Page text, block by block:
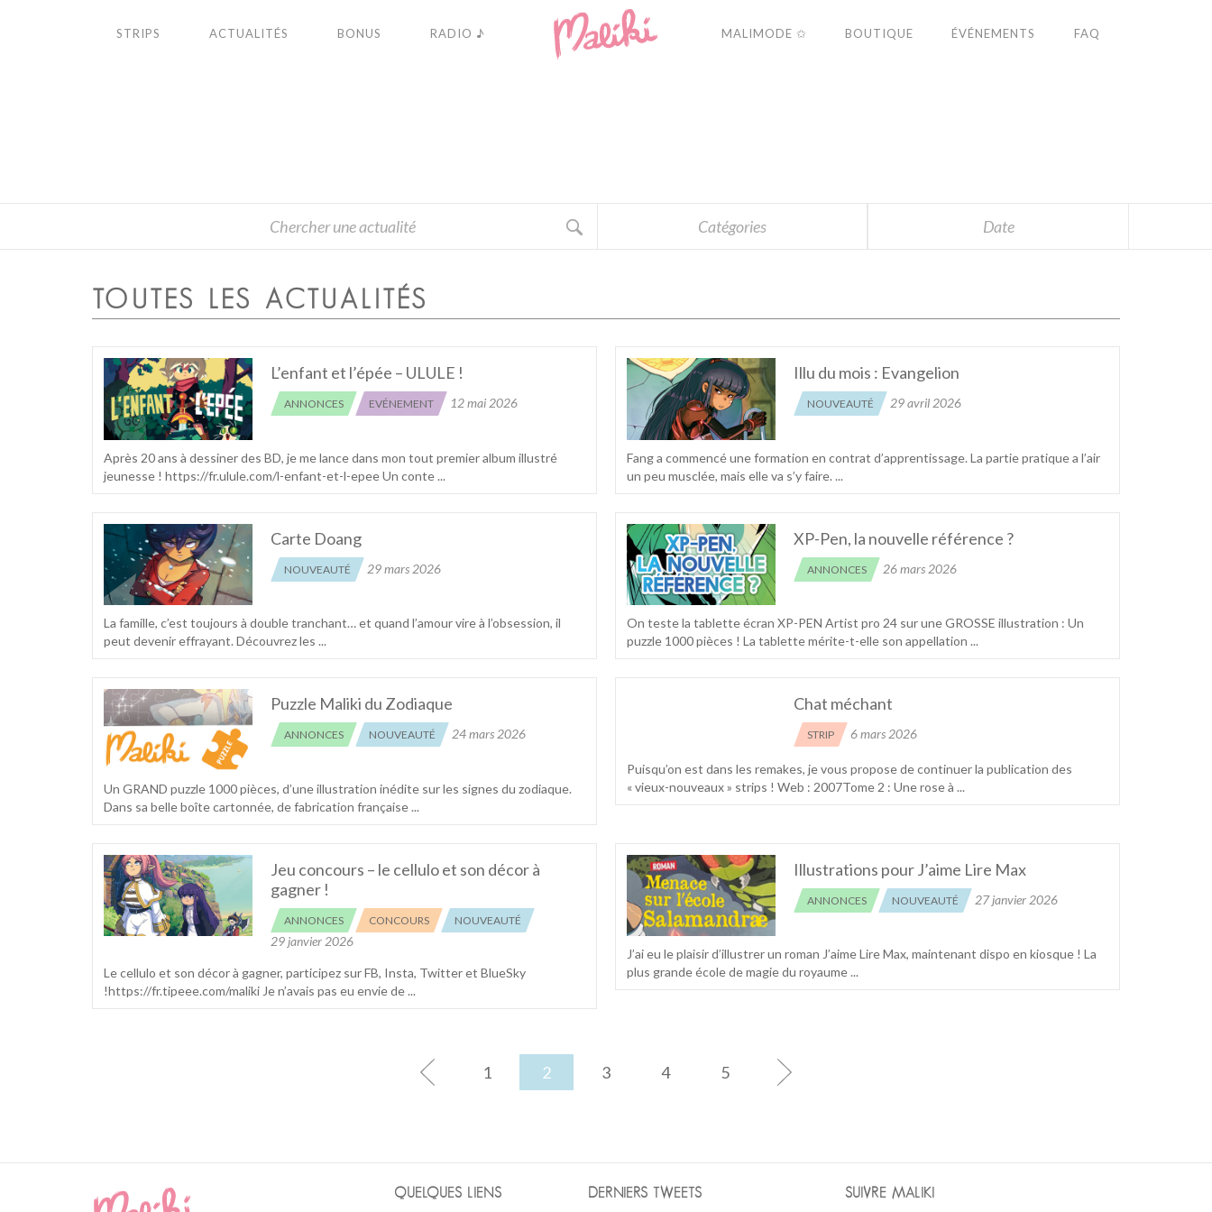
STRIPS ACTUALITÉS BONUS RADIO ♪ MALIMODE ✩ BOUTIQUE ÉVÉNEMENTS FAQ
Catégories Date
TOUTES LES ACTUALITÉS
L’enfant et l’épée – ULULE !
ANNONCES EVÉNEMENT 12 mai 2026
Après 20 ans à dessiner des BD, je me lance dans mon tout premier album illustré
jeunesse ! https://fr.ulule.com/l-enfant-et-l-epee Un conte ...
Illu du mois : Evangelion
NOUVEAUTÉ 29 avril 2026
Fang a commencé une formation en contrat d’apprentissage. La partie pratique a l’air
un peu musclée, mais elle va s’y faire. ...
Carte Doang
NOUVEAUTÉ 29 mars 2026
La famille, c’est toujours à double tranchant… et quand l’amour vire à l’obsession, il
peut devenir effrayant. Découvrez les ...
XP-Pen, la nouvelle référence ?
ANNONCES 26 mars 2026
On teste la tablette écran XP-PEN Artist pro 24 sur une GROSSE illustration : Un
puzzle 1000 pièces ! La tablette mérite-t-elle son appellation ...
Puzzle Maliki du Zodiaque
ANNONCES NOUVEAUTÉ 24 mars 2026
Un GRAND puzzle 1000 pièces, d’une illustration inédite sur les signes du zodiaque.
Dans sa belle boîte cartonnée, de fabrication française ...
Chat méchant
STRIP 6 mars 2026
Puisqu’on est dans les remakes, je vous propose de continuer la publication des
« vieux-nouveaux » strips ! Web : 2007Tome 2 : Une rose à ...
Jeu concours – le cellulo et son décor à
gagner !
ANNONCES CONCOURS NOUVEAUTÉ
29 janvier 2026
Le cellulo et son décor à gagner, participez sur FB, Insta, Twitter et BlueSky
!https://fr.tipeee.com/maliki Je n’avais pas eu envie de ...
Illustrations pour J’aime Lire Max
ANNONCES NOUVEAUTÉ 27 janvier 2026
J’ai eu le plaisir d’illustrer un roman J’aime Lire Max, maintenant dispo en kiosque ! La
plus grande école de magie du royaume ...
1 2 3 4 5
QUELQUES LIENS DERNIERS TWEETS SUIVRE MALIKI